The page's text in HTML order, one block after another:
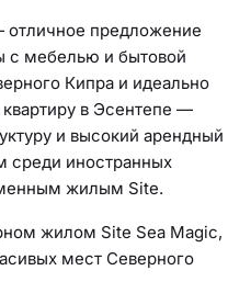
отличное предложение
с мебелью и бытовой
Кипра и идеально
квартиру в Эсентепе —
и высокий арендный
среди иностранных
жилым Site.
жилом Site Sea Magic,
мест Северного